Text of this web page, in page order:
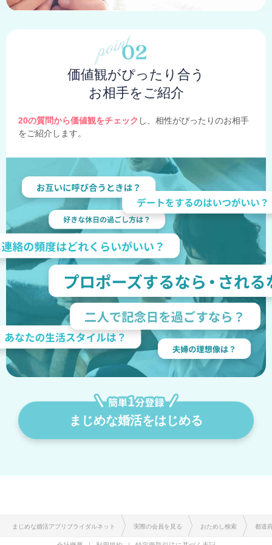
価値観がぴったり合う
お相手をご紹介
20の質問から価値観をチェック し、相性がぴったりのお相手
をご紹介します。
まじめな婚活をはじめる
まじめな婚活アプリブライダルネット 実際の会員を見る おためし検索 都道